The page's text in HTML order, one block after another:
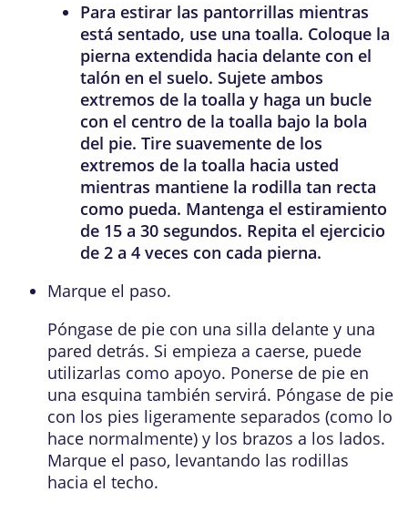
Para estirar las pantorrillas mientras
está sentado, use una toalla. Coloque la
pierna extendida hacia delante con el
talón en el suelo. Sujete ambos
extremos de la toalla y haga un bucle
con el centro de la toalla bajo la bola
del pie. Tire suavemente de los
extremos de la toalla hacia usted
mientras mantiene la rodilla tan recta
como pueda. Mantenga el estiramiento
de 15 a 30 segundos. Repita el ejercicio
de 2 a 4 veces con cada pierna.
Marque el paso.
Póngase de pie con una silla delante y una
pared detrás. Si empieza a caerse, puede
utilizarlas como apoyo. Ponerse de pie en
una esquina también servirá. Póngase de pie
con los pies ligeramente separados (como lo
hace normalmente) y los brazos a los lados.
Marque el paso, levantando las rodillas
hacia el techo.